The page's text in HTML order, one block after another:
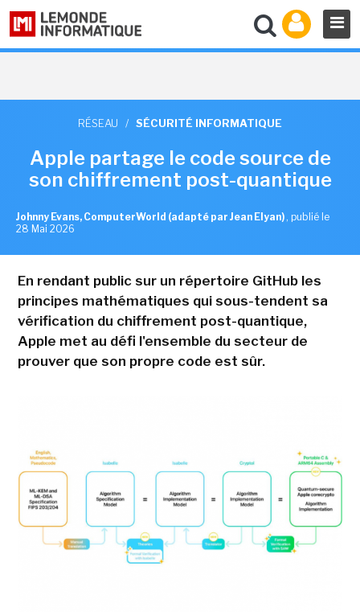
RÉSEAU / SÉCURITÉ INFORMATIQUE
Apple partage le code source de
son chiffrement post-quantique
Johnny Evans, ComputerWorld (adapté par Jean Elyan) , publié le
28 Mai 2026
En rendant public sur un répertoire GitHub les
principes mathématiques qui sous-tendent sa
vérification du chiffrement post-quantique,
Apple met au défi l'ensemble du secteur de
prouver que son propre code est sûr.